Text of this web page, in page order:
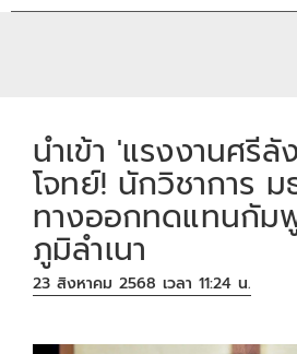
นำเข้า 'แรงงานศรี
โจทย์! นักวิชาการ ม
ทางออกทดแทนกัม
ภูมิลำเนา
23 สิงหาคม 2568 เวลา 11:24 น.